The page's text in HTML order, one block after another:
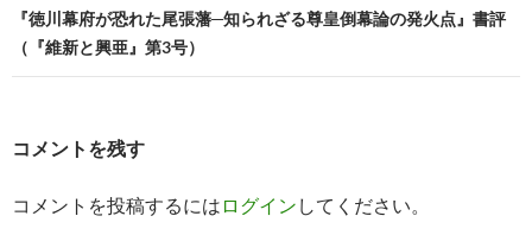
ビ
ゲ
シ
『徳川幕府が恐れた尾張藩─知られざる尊皇倒幕論の発火点』書評
（『維新と興亜』第3号）
コメントを残す
コメントを投稿するには ログイン してください。